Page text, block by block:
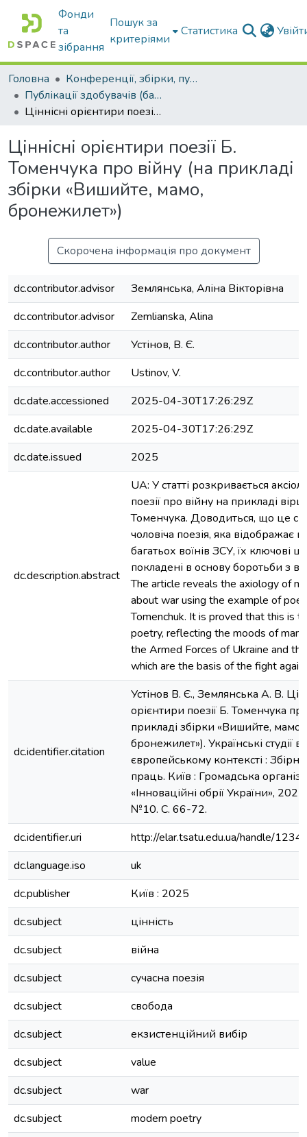
Фонди
та
зібрання
Пошук за
критеріями
Статистика
Головна
Конференції, збірки, публікації молодих вчених і здобувачів : магістрів, бакалаврів, аспірантів.
Публікації здобувачів (бакалаврів. магістрів, аспірантів)
Ціннісні орієнтири поезії Б. Томенчука про війну (на прикладі збірки «Вишийте, мамо, бронежилет»)
Ціннісні орієнтири поезії Б.
Томенчука про війну (на прикладі
збірки «Вишийте, мамо,
бронежилет»)
Скорочена інформація про документ
dc.contributor.advisor
Землянська, Аліна Вікторівна
dc.contributor.advisor
Zemlianska, Alina
dc.contributor.author
Устінов, В. Є.
dc.contributor.author
Ustinov, V.
dc.date.accessioned
2025-04-30T17:26:29Z
dc.date.available
2025-04-30T17:26:29Z
dc.date.issued
2025
dc.description.abstract
UA: У статті розкривається
поезії про війну на прикладі
Томенчука. Доводиться, що це
чоловіча поезія, яка відображає
багатьох воїнів ЗСУ, їх ключові
покладені в основу боротьби з
The article reveals the axiology of
about war using the example of
Tomenchuk. It is proved that this is
poetry, reflecting the moods of
the Armed Forces of Ukraine and
which are the basis of the fight
dc.identifier.citation
Устінов В. Є., Землянська А. В.
орієнтири поезії Б. Томенчука
прикладі збірки «Вишийте, мамо,
бронежилет»). Українські студії в
європейському контексті :
праць. Київ : Громадська
«Інноваційні обрії України»,
№10. С. 66-72.
dc.identifier.uri
http://elar.tsatu.edu.ua/handle/
dc.language.iso
uk
dc.publisher
Київ : 2025
dc.subject
цінність
dc.subject
війна
dc.subject
сучасна поезія
dc.subject
свобода
dc.subject
екзистенційний вибір
dc.subject
value
dc.subject
war
dc.subject
modern poetry